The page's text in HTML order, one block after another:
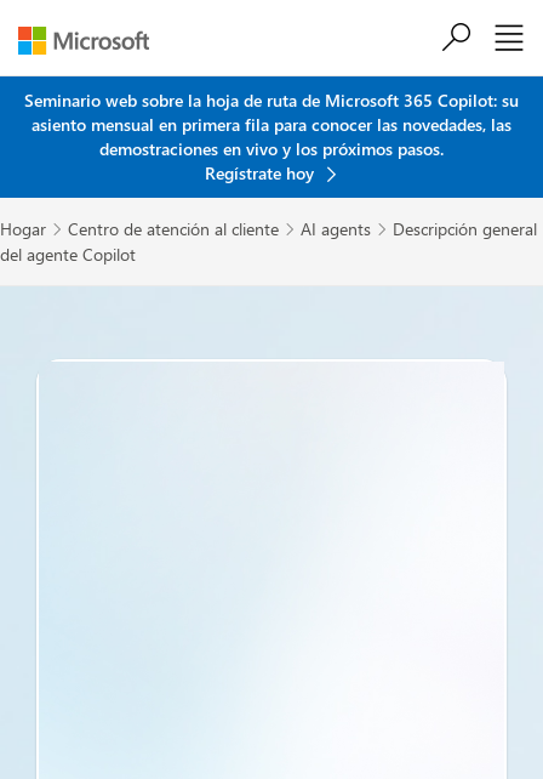
Seminario web sobre la hoja de ruta de Microsoft 365 Copilot: su
asiento mensual en primera fila para conocer las novedades, las
demostraciones en vivo y los próximos pasos.
Regístrate hoy
Hogar  Centro de atención al cliente  AI agents 
Descripción general
del agente Copilot